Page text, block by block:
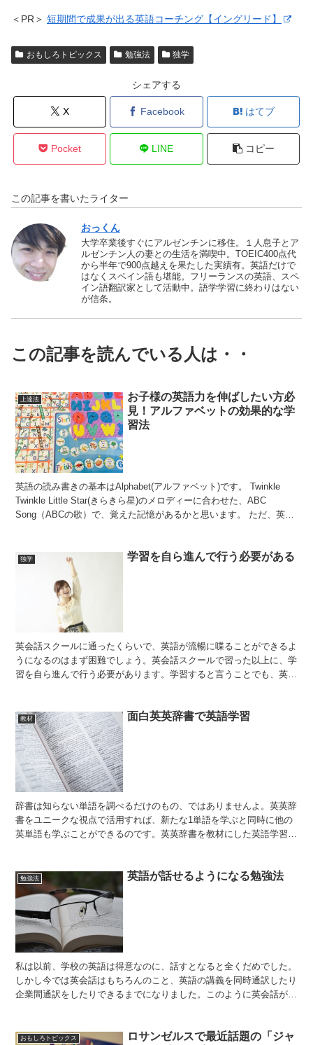
＜PR＞ 短期間で成果が出る英語コーチング【イングリード】
おもしろトピックス 勉強法 独学
シェアする
X Facebook はてブ
Pocket LINE コピー
この記事を書いたライター
おっくん
大学卒業後すぐにアルゼンチンに移住。１人息子とア
ルゼンチン人の妻との生活を満喫中。TOEIC400点代
から半年で900点越えを果たした実績有。英語だけで
はなくスペイン語も堪能。フリーランスの英語、スペ
イン語翻訳家として活動中。語学学習に終わりはない
が信条。
この記事を読んでいる人は・・
上達法
お子様の英語力を伸ばしたい方必
見！アルファベットの効果的な学
習法
英語の読み書きの基本はAlphabet(アルファベット)です。 Twinkle
Twinkle Little Star(きらきら星)のメロディーに合わせた、ABC
Song（ABCの歌）で、覚えた記憶があるかと思います。 ただ、英語
独学 学習を自ら進んで行う必要がある
英会話スクールに通ったくらいで、英語が流暢に喋ることができるよ
うになるのはまず困難でしょう。英会話スクールで習った以上に、学
習を自ら進んで行う必要があります。学習すると言うことでも、英語
教材 面白英英辞書で英語学習
辞書は知らない単語を調べるだけのもの、ではありませんよ。英英辞
書をユニークな視点で活用すれば、新たな1単語を学ぶと同時に他の
英単語も学ぶことができるのです。英英辞書を教材にした英語学習
勉強法 英語が話せるようになる勉強法
私は以前、学校の英語は得意なのに、話すとなると全くだめでした。
しかし今では英会話はもちろんのこと、英語の講義を同時通訳したり
企業間通訳をしたりできるまでになりました。このように英会話が得
おもしろトピックス
ロサンゼルスで最近話題の「ジャ